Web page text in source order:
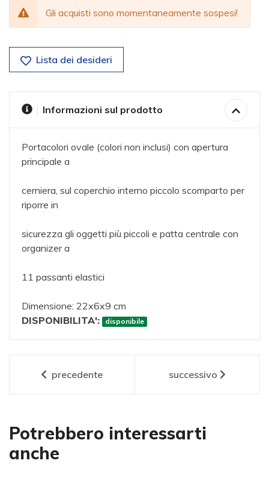
Gli acquisti sono momentaneamente sospesi!
Lista dei desideri
Informazioni sul prodotto
Portacolori ovale (colori non inclusi) con apertura
principale a
cerniera, sul coperchio interno piccolo scomparto per
riporre in
sicurezza gli oggetti più piccoli e patta centrale con
organizer a
11 passanti elastici
Dimensione: 22x6x9 cm
DISPONIBILITA':
disponibile
precedente successivo
Potrebbero interessarti
anche